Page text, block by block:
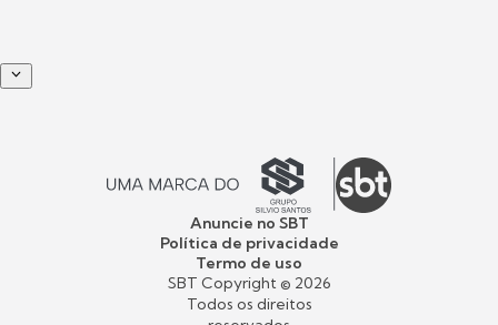
Anuncie no SBT
Política de privacidade
Termo de uso
SBT Copyright © 2026
Todos os direitos